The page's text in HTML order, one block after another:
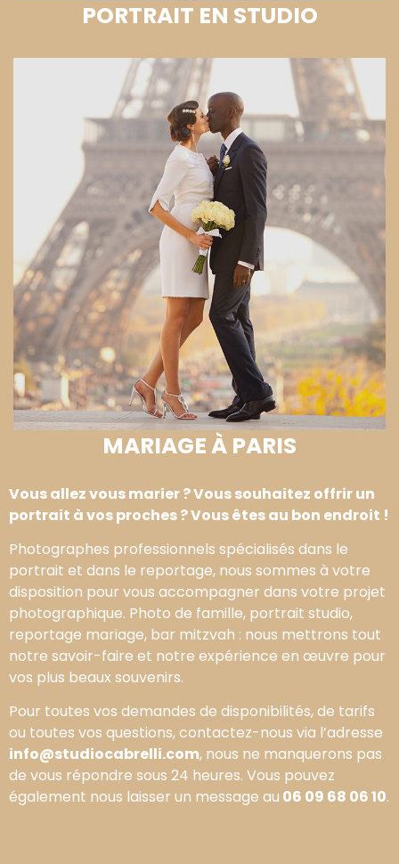
PORTRAIT EN STUDIO
MARIAGE À PARIS
Vous allez vous marier ? Vous souhaitez offrir un
portrait à vos proches ? Vous êtes au bon endroit !
Photographes professionnels spécialisés dans le
portrait et dans le reportage, nous sommes à votre
disposition pour vous accompagner dans votre projet
photographique. Photo de famille, portrait studio,
reportage mariage, bar mitzvah : nous mettrons tout
notre savoir-faire et notre expérience en œuvre pour
vos plus beaux souvenirs.
Pour toutes vos demandes de disponibilités, de tarifs
ou toutes vos questions, contactez-nous via l’adresse
info@studiocabrelli.com, nous ne manquerons pas
de vous répondre sous 24 heures. Vous pouvez
également nous laisser un message au 06 09 68 06 10.